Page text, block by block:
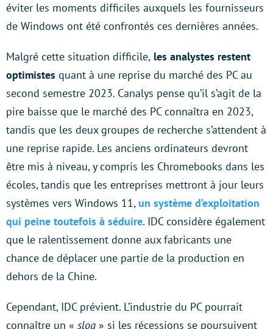
éviter les moments difficiles auxquels les fournisseurs
de Windows ont été confrontés ces dernières années.
Malgré cette situation difficile, les analystes restent
optimistes quant à une reprise du marché des PC au
second semestre 2023. Canalys pense qu’il s’agit de la
pire baisse que le marché des PC connaîtra en 2023,
tandis que les deux groupes de recherche s’attendent à
une reprise rapide. Les anciens ordinateurs devront
être mis à niveau, y compris les Chromebooks dans les
écoles, tandis que les entreprises mettront à jour leurs
systèmes vers Windows 11, un système d’exploitation
qui peine toutefois à séduire. IDC considère également
que le ralentissement donne aux fabricants une
chance de déplacer une partie de la production en
dehors de la Chine.
Cependant, IDC prévient. L’industrie du PC pourrait
connaître un « slog » si les récessions se poursuivent